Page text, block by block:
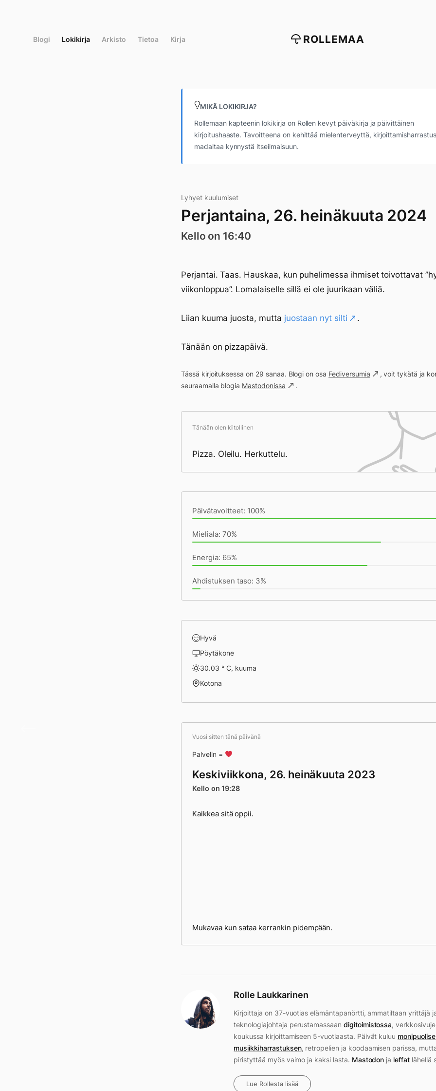
Blogi Lokikirja Arkisto Tietoa Kirja ROLLEMAA
MIKÄ LOKIKIRJA?
Rollemaan kapteenin lokikirja on Rollen kevyt päiväkirja ja päivittäinen
kirjoitushaaste. Tavoitteena on kehittää mielenterveyttä,
madaltaa kynnystä itseilmaisuun.
Lyhyet kuulumiset
Perjantaina, 26. heinäkuuta 2024
Kello on 16:40
Perjantai. Taas. Hauskaa, kun puhelimessa ihmiset toivottavat
viikonloppua”. Lomalaiselle sillä ei ole juurikaan väliä.
Liian kuuma juosta, mutta juostaan nyt silti .
Tänään on pizzapäivä.
Tässä kirjoituksessa on 29 sanaa. Blogi on osa Fediversumia
, voit tykätä ja
seuraamalla blogia Mastodonissa .
Tänään olen kiitollinen
Pizza. Oleilu. Herkuttelu.
Päivätavoitteet: 100%
Mieliala: 70%
Energia: 65%
Ahdistuksen taso: 3%
Hyvä
Pöytäkone
30.03 ° C, kuuma
Kotona
Vuosi sitten tänä päivänä
Palvelin =
Keskiviikkona, 26. heinäkuuta 2023
Kello on 19:28
Kaikkea sitä oppii.
Mukavaa kun sataa kerrankin pidempään.
Rolle Laukkarinen
Kirjoittaja on 37-vuotias elämäntapanörtti, ammatiltaan yrittäjä
teknologiajohtaja perustamassaan digitoimistossa,
koukussa kirjoittamiseen 5-vuotiaasta. Päivät kuluu
musiikkiharrastuksen, retropelien ja koodaamisen parissa,
piristyttää myös vaimo ja kaksi lasta. Mastodon ja leffatlähellä
Lue Rollesta lisää
Ei mitään